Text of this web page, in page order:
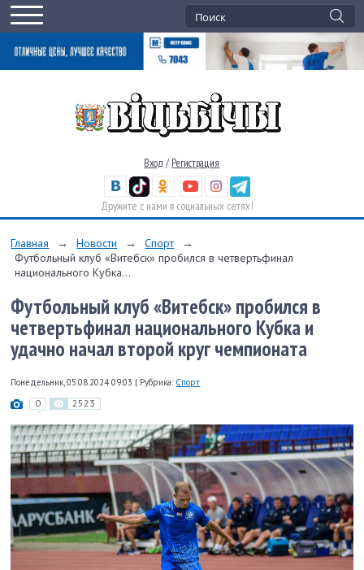
Вход / Регистрация
Дружите с нами в социальных сетях!
Главная → Новости → Спорт
→
Футбольный клуб «Витебск» пробился в четвертьфинал
национального Кубка...
Футбольный клуб «Витебск» пробился в
четвертьфинал национального Кубка и
удачно начал второй круг чемпионата
Понедельник, 05.08.2024 09:03 | Рубрика: Спорт
0 2523